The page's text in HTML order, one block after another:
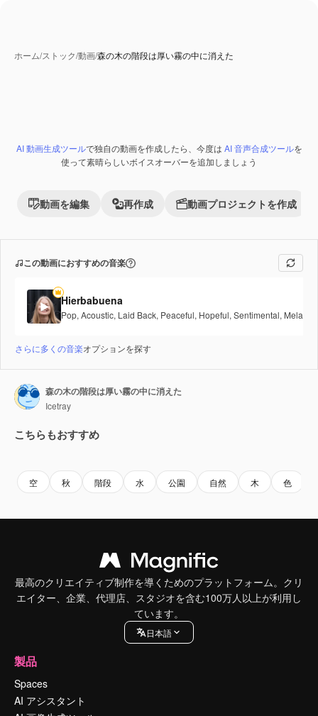
ホーム/ストック/動画/森の木の階段は厚い霧の中に消えた
Premium
AI 動画生成ツールで独自の動画を作成したら、今度は AI 音声合成ツールを
使って素晴らしいボイスオーバーを追加しましょう
動画を編集 再作成 動画プロジェクトを作成
この動画におすすめの音楽
Hierbabuena
Pop, Acoustic, Laid Back, Peaceful, Hopeful, Sentimental,
さらに多くの音楽オプションを探す
森の木の階段は厚い霧の中に消えた
Icetray
こちらもおすすめ
空 秋 階段 水 公園 自然 木 色
最高のクリエイティブ制作を導くためのプラットフォーム。クリ
エイター、企業、代理店、スタジオを含む100万人以上が利用し
ています。
日本語
製品
Spaces
AI アシスタント